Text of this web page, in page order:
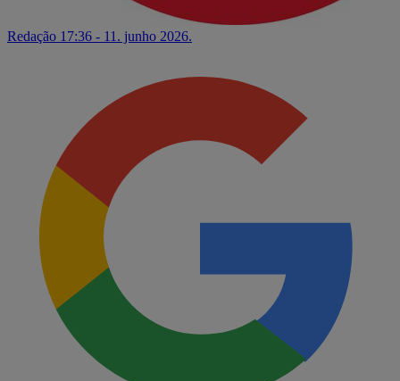
Redação 17:36 - 11. junho 2026.